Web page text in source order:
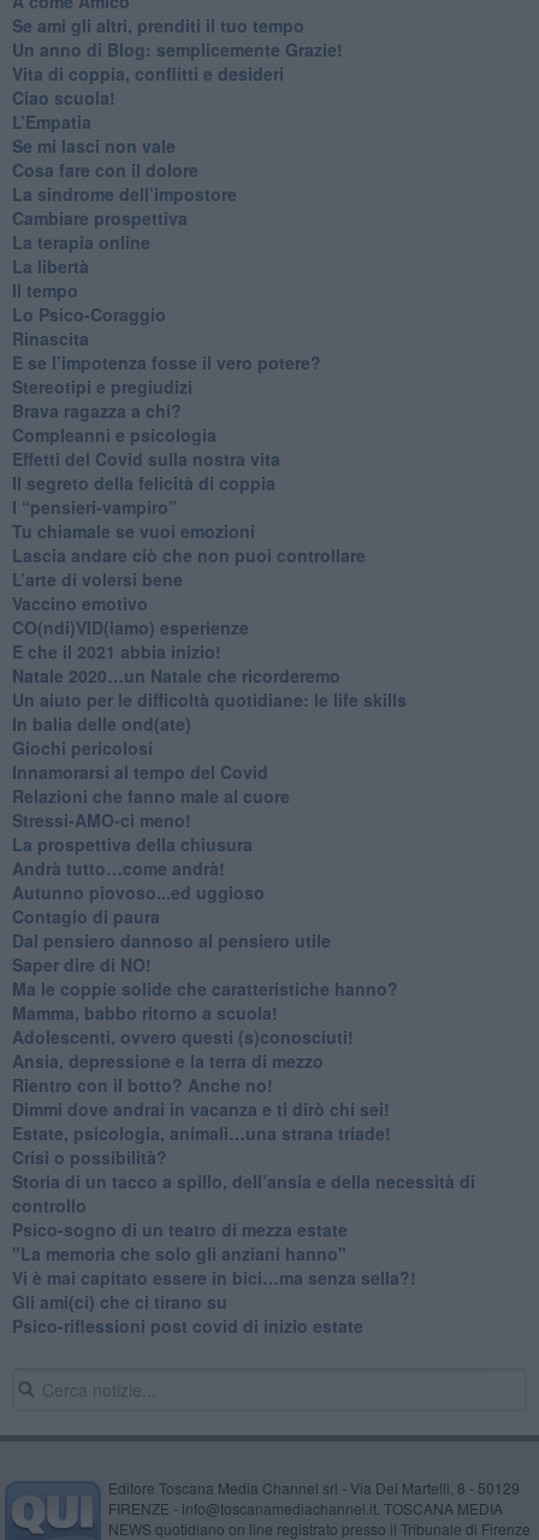
​Se ami gli altri, prenditi il tuo tempo
​Un anno di Blog: semplicemente Grazie!
​Vita di coppia, conflitti e desideri
​Ciao scuola!
​L’Empatia
​Se mi lasci non vale
Cosa fare con il dolore
​La sindrome dell’impostore
​Cambiare prospettiva
La terapia online
La libertà
​Il tempo
​Lo Psico-Coraggio
Rinascita
​E se l’impotenza fosse il vero potere?
Stereotipi e pregiudizi
​Brava ragazza a chi?
​Compleanni e psicologia
Effetti del Covid sulla nostra vita
Il segreto della felicità di coppia
​I “pensieri-vampiro”
​Tu chiamale se vuoi emozioni
​Lascia andare ciò che non puoi controllare
L’arte di volersi bene
​Vaccino emotivo
CO(ndi)VID(iamo) esperienze
​E che il 2021 abbia inizio!
​Natale 2020…un Natale che ricorderemo
Un aiuto per le difficoltà quotidiane: le life skills
​In balia delle ond(ate)
Giochi pericolosi
Innamorarsi al tempo del Covid
​Relazioni che fanno male al cuore
​Stressi-AMO-ci meno!
​La prospettiva della chiusura
​Andrà tutto…come andrà!
Autunno piovoso...ed uggioso
​Contagio di paura
​Dal pensiero dannoso al pensiero utile
​Saper dire di NO!
​Ma le coppie solide che caratteristiche hanno?
​Mamma, babbo ritorno a scuola!
Adolescenti, ovvero questi (s)conosciuti!
Ansia, depressione e la terra di mezzo
​Rientro con il botto? Anche no!
Dimmi dove andrai in vacanza e ti dirò chi sei!
​Estate, psicologia, animali…una strana triade!
​Crisi o possibilità?
​Storia di un tacco a spillo, dell’ansia e della necessità di
controllo
​Psico-sogno di un teatro di mezza estate
"La memoria che solo gli anziani hanno"
​Vi è mai capitato essere in bici…ma senza sella?!
​Gli ami(ci) che ci tirano su
Psico-riflessioni post covid di inizio estate
Editore Toscana Media Channel srl - Via Dei Martelli, 8 - 50129
FIRENZE - info@toscanamediachannel.it. TOSCANA MEDIA
NEWS quotidiano on line registrato presso il Tribunale di Firenze